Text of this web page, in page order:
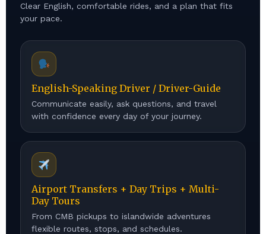
Clear English, comfortable rides, and a plan that fits
your pace.
English-Speaking Driver / Driver-Guide
Communicate easily, ask questions, and travel
with confidence every day of your journey.
Airport Transfers + Day Trips + Multi-
Day Tours
From CMB pickups to islandwide adventures
flexible routes, stops, and schedules.